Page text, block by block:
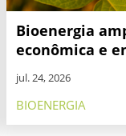
Bioenergia
econômica e
jul. 24, 2026
BIOENERGIA